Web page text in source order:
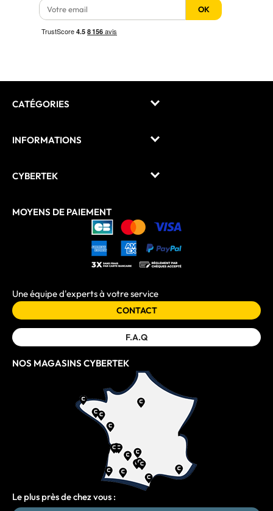
OK
CATÉGORIES
INFORMATIONS
CYBERTEK
MOYENS DE PAIEMENT
Une équipe d'experts à votre service
CONTACT
F.A.Q
NOS MAGASINS CYBERTEK
Le plus près de chez vous :